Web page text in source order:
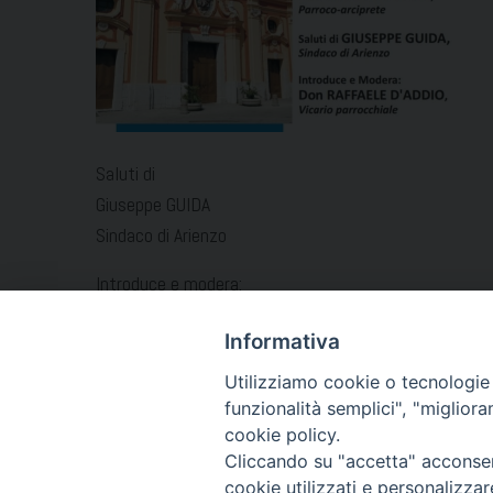
Saluti di
Giuseppe GUIDA
Sindaco di Arienzo
Introduce e modera:
Vicario parrocchialeInformativa
Utilizziamo cookie o
funzionalità semplici",
cookie policy.
Cliccando su "accetta"
cookie utilizzati e